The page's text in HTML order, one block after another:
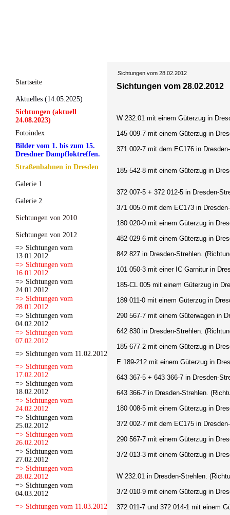
Startseite
Aktuelles (14.05.2025)
Sichtungen (aktuell
24.08.2023)
Fotoindex
Bilder vom 1. bis zum 15.
Dresdner Dampfloktreffen.
Straßenbahnen in Dresden
Galerie 1
Galerie 2
Sichtungen von 2010
Sichtungen von 2012
=> Sichtungen vom
13.01.2012
=> Sichtungen vom
16.01.2012
=> Sichtungen vom
24.01.2012
=> Sichtungen vom
28.01.2012
=> Sichtungen vom
04.02.2012
=> Sichtungen vom
07.02.2012
=> Sichtungen vom 11.02.2012
=> Sichtungen vom
17.02.2012
=> Sichtungen vom
18.02.2012
=> Sichtungen vom
24.02.2012
=> Sichtungen vom
25.02.2012
=> Sichtungen vom
26.02.2012
=> Sichtungen vom
27.02.2012
=> Sichtungen vom
28.02.2012
=> Sichtungen vom
04.03.2012
=> Sichtungen vom 11.03.2012
Sichtungen vom 28.02.2012
Sichtungen vom 28.02.2012
W 232.01 mit einem Güterzug in
145 009-7 mit einem Güterzug in
371 002-7 mit dem EC176 in
185 542-8 mit einem Güterzug in
372 007-5 + 372 012-5 in Dresden-
371 005-0 mit dem EC173 in
180 020-0 mit einem Güterzug in
482 029-6 mit einem Güterzug in
842 827 in Dresden-Strehlen.
101 050-3 mit einer IC Garnitur in
185-CL 005 mit einem Güterzug in
189 011-0 mit einem Güterzug in
290 567-7 mit einem Güterwagen in
642 830 in Dresden-Strehlen.
185 677-2 mit einem Güterzug in
E 189-212 mit einem Güterzug in
643 367-5 + 643 366-7 in Dresden-
643 366-7 in Dresden-Strehlen.
180 008-5 mit einem Güterzug in
372 002-7 mit dem EC175 in
290 567-7 mit einem Güterzug in
372 013-3 mit einem Güterzug in
W 232.01 in Dresden-Strehlen.
372 010-9 mit einem Güterzug in
372 011-7 und 372 014-1 mit einem